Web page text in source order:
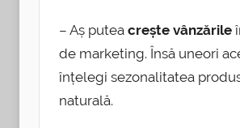
– Aș putea crește vânzările
de marketing. Însă uneori
înțelegi sezonalitatea
naturală.